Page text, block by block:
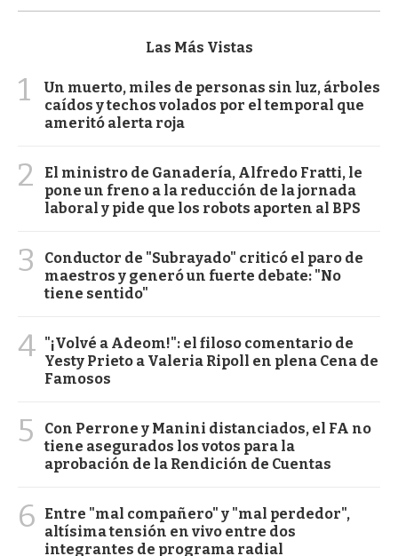
Las Más Vistas
1
Un muerto, miles de personas sin luz, árboles
caídos y techos volados por el temporal que
ameritó alerta roja
2
El ministro de Ganadería, Alfredo Fratti, le
pone un freno a la reducción de la jornada
laboral y pide que los robots aporten al BPS
3
Conductor de "Subrayado" criticó el paro de
maestros y generó un fuerte debate: "No
tiene sentido"
4 "¡Volvé a Adeom!": el filoso comentario de
Yesty Prieto a Valeria Ripoll en plena Cena de
Famosos
5
Con Perrone y Manini distanciados, el FA no
tiene asegurados los votos para la
aprobación de la Rendición de Cuentas
6
Entre "mal compañero" y "mal perdedor",
altísima tensión en vivo entre dos
integrantes de programa radial